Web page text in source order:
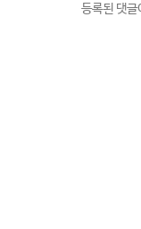
등록된 댓글